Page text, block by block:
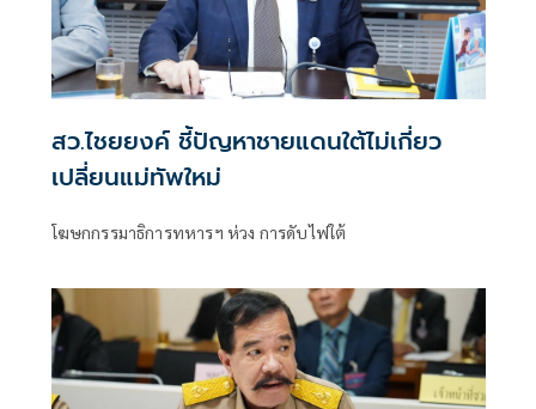
สว.ไชยยงค์ ชี้ปัญหาชายแดนใต้ไม่เกี่ยว
เปลี่ยนแม่ทัพใหม่
โฆษกกรรมาธิการทหารฯ ห่วง การดับไฟใต้